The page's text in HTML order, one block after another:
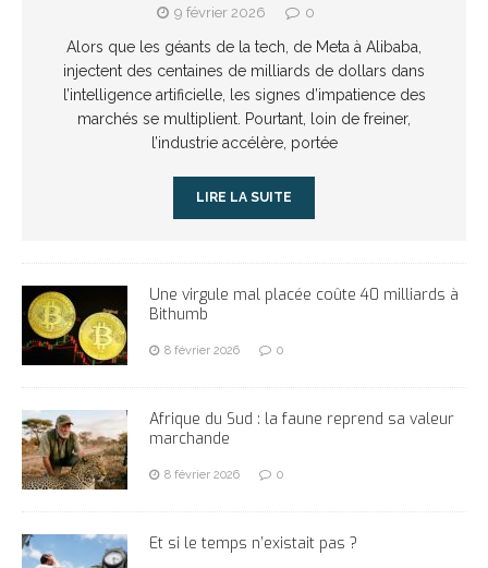
9 février 2026 0
Alors que les géants de la tech, de Meta à Alibaba,
injectent des centaines de milliards de dollars dans
l’intelligence artificielle, les signes d’impatience des
marchés se multiplient. Pourtant, loin de freiner,
l’industrie accélère, portée
LIRE LA SUITE
Une virgule mal placée coûte 40 milliards à
Bithumb
8 février 2026 0
Afrique du Sud : la faune reprend sa valeur
marchande
8 février 2026 0
Et si le temps n’existait pas ?